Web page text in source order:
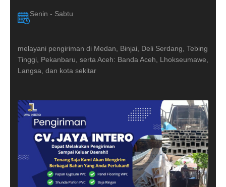
Senin - Sabtu
melayani pengiriman di Medan, Binjai, Deli Serdang, Tebing
Tinggi, Pekanbaru, serta Aceh: Banda Aceh, Lhokseumawe,
Langsa, dan kota sekitar